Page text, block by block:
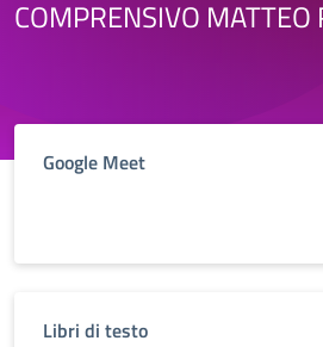
COMPRENSIVO MATTEO
Google Meet
Libri di testo